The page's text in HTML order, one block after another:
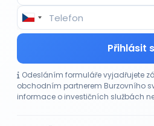
Přihlásit
Odesláním formuláře vyjadřujete
obchodním partnerem Burzovního
informace o investičních službách